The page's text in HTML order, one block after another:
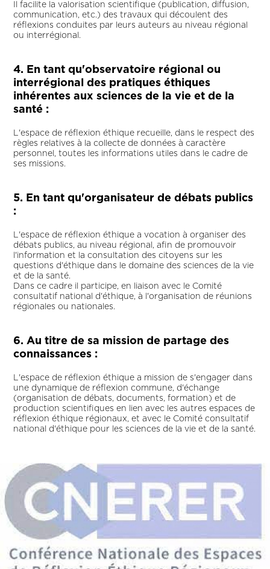
Il facilite la valorisation scientifique (publication, diffusion,
communication, etc.) des travaux qui découlent des
réflexions conduites par leurs auteurs au niveau régional
ou interrégional.
4. En tant qu'observatoire régional ou
interrégional des pratiques éthiques
inhérentes aux sciences de la vie et de la
santé :
L'espace de réflexion éthique recueille, dans le respect des
règles relatives à la collecte de données à caractère
personnel, toutes les informations utiles dans le cadre de
ses missions.
5. En tant qu'organisateur de débats publics
:
L'espace de réflexion éthique a vocation à organiser des
débats publics, au niveau régional, afin de promouvoir
l'information et la consultation des citoyens sur les
questions d'éthique dans le domaine des sciences de la vie
et de la santé.
Dans ce cadre il participe, en liaison avec le Comité
consultatif national d'éthique, à l'organisation de réunions
régionales ou nationales.
6. Au titre de sa mission de partage des
connaissances :
L'espace de réflexion éthique a mission de s'engager dans
une dynamique de réflexion commune, d'échange
(organisation de débats, documents, formation) et de
production scientifiques en lien avec les autres espaces de
réflexion éthique régionaux, et avec le Comité consultatif
national d'éthique pour les sciences de la vie et de la santé.